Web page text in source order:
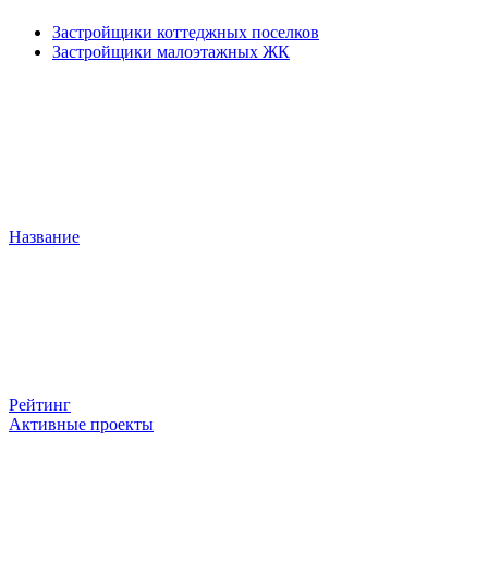
Застройщики коттеджных поселков
Застройщики малоэтажных ЖК
Название
Рейтинг
Активные проекты